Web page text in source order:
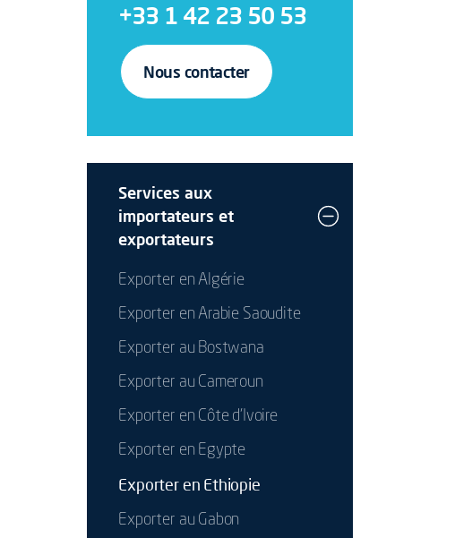
+33 1 42 23 50 53
Nous contacter
Services aux
importateurs et
exportateurs
Exporter en Algérie
Exporter en Arabie Saoudite
Exporter au Bostwana
Exporter au Cameroun
Exporter en Côte d'Ivoire
Exporter en Egypte
Exporter en Ethiopie
Exporter au Gabon